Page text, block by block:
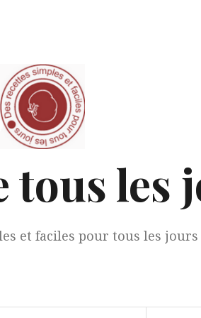
tous les
et faciles pour tous les jours